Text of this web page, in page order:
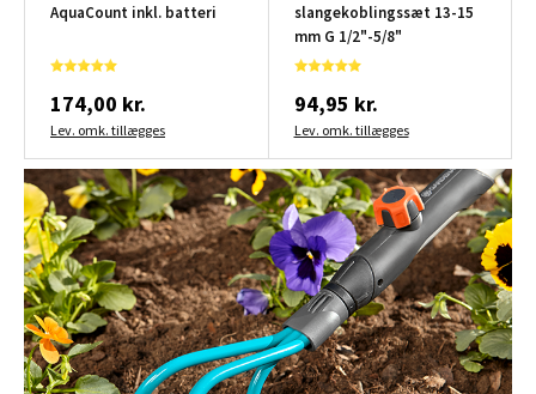
AquaCount inkl. batteri
174,00 kr.
Lev. omk. tillægges
slangekoblingssæt 13-15
mm G 1/2"-5/8"
94,95 kr.
Lev. omk. tillægges